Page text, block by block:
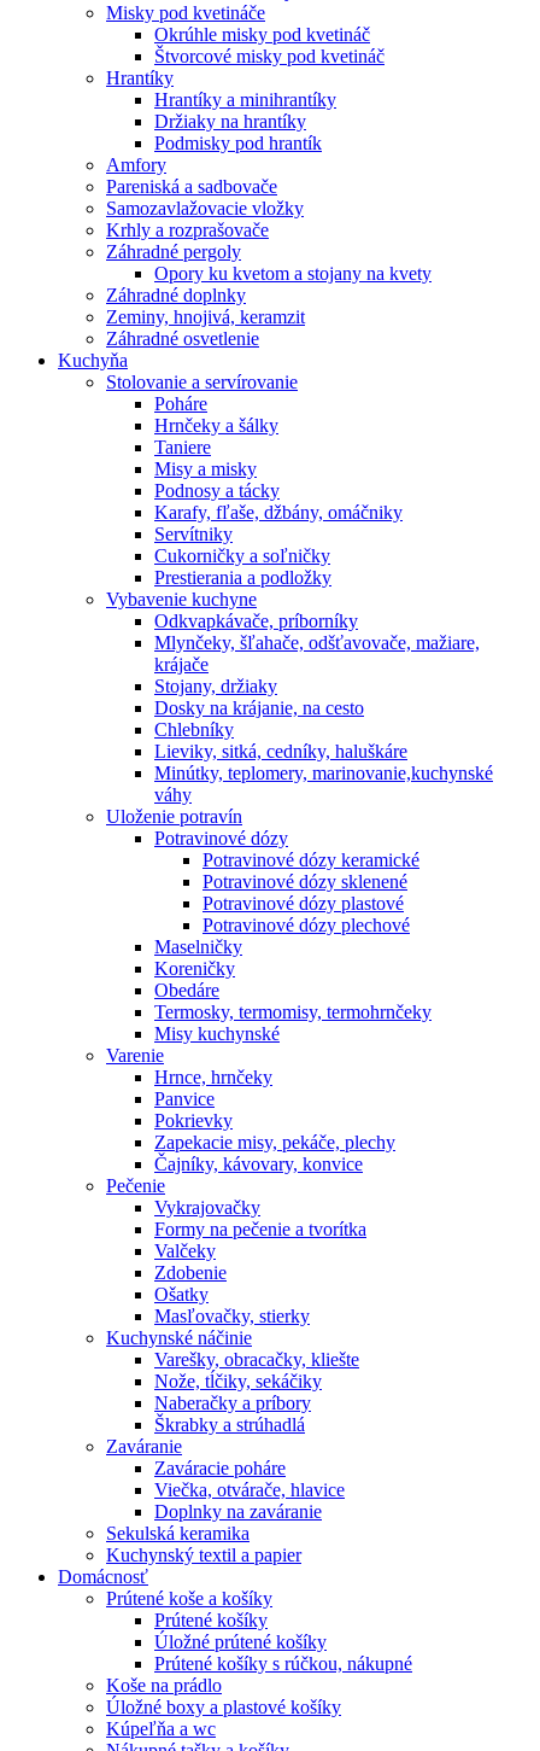
Misky pod kvetináče
Okrúhle misky pod kvetináč
Štvorcové misky pod kvetináč
Hrantíky
Hrantíky a minihrantíky
Držiaky na hrantíky
Podmisky pod hrantík
Amfory
Pareniská a sadbovače
Samozavlažovacie vložky
Krhly a rozprašovače
Záhradné pergoly
Opory ku kvetom a stojany na kvety
Záhradné doplnky
Zeminy, hnojivá, keramzit
Záhradné osvetlenie
Kuchyňa
Stolovanie a servírovanie
Poháre
Hrnčeky a šálky
Taniere
Misy a misky
Podnosy a tácky
Karafy, fľaše, džbány, omáčniky
Servítniky
Cukorničky a soľničky
Prestierania a podložky
Vybavenie kuchyne
Odkvapkávače, príborníky
Mlynčeky, šľahače, odšťavovače, mažiare,
krájače
Stojany, držiaky
Dosky na krájanie, na cesto
Chlebníky
Lieviky, sitká, cedníky, haluškáre
Minútky, teplomery, marinovanie,kuchynské
váhy
Uloženie potravín
Potravinové dózy
Potravinové dózy keramické
Potravinové dózy sklenené
Potravinové dózy plastové
Potravinové dózy plechové
Maselničky
Koreničky
Obedáre
Termosky, termomisy, termohrnčeky
Misy kuchynské
Varenie
Hrnce, hrnčeky
Panvice
Pokrievky
Zapekacie misy, pekáče, plechy
Čajníky, kávovary, konvice
Pečenie
Vykrajovačky
Formy na pečenie a tvorítka
Valčeky
Zdobenie
Ošatky
Masľovačky, stierky
Kuchynské náčinie
Varešky, obracačky, kliešte
Nože, tĺčiky, sekáčiky
Naberačky a príbory
Škrabky a strúhadlá
Zaváranie
Zaváracie poháre
Viečka, otvárače, hlavice
Doplnky na zaváranie
Sekulská keramika
Kuchynský textil a papier
Domácnosť
Prútené koše a košíky
Prútené košíky
Úložné prútené košíky
Prútené košíky s rúčkou, nákupné
Koše na prádlo
Úložné boxy a plastové košíky
Kúpeľňa a wc